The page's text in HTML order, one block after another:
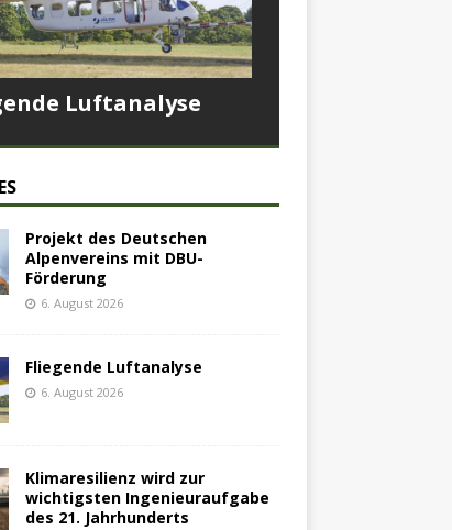
Luftanalyse
Projekt des Deutschen
Alpenvereins mit DBU-
Förderung
6. August 2026
Fliegende Luftanalyse
6. August 2026
Klimaresilienz wird zur
wichtigsten Ingenieuraufgabe
des 21. Jahrhunderts